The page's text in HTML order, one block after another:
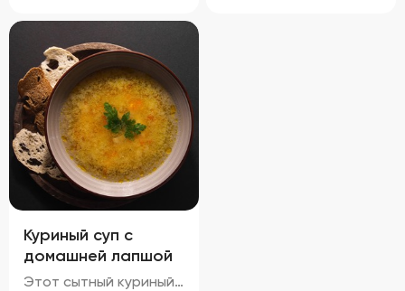
Куриный суп с
домашней лапшой
Этот сытный куриный суп сочетает в себе насыщенный вкус и разнообразные текстуры. Бульон густой и кремообразный, с мягкими кусочками куриного мяса и овощей, таких как морковь и лук, которые добавляют глубины вкуса. Макароны сохраняют мягкость и эластичность, придавая супу приятную кремовую текстуру. Петрушка добавляет свежие травяные ноты, подчеркивая богатство вкуса этого классического блюда.